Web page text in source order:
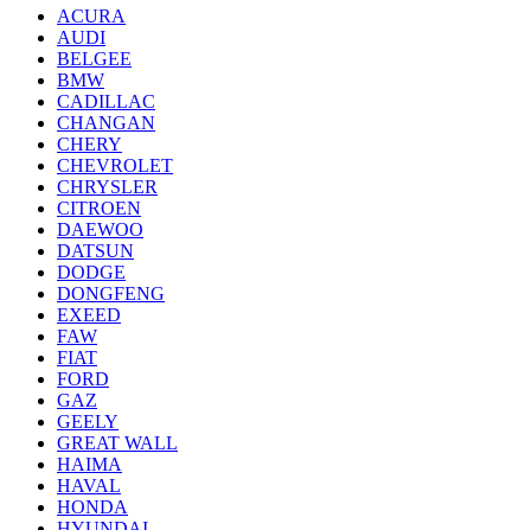
ACURA
AUDI
BELGEE
BMW
CADILLAC
CHANGAN
CHERY
CHEVROLET
CHRYSLER
CITROEN
DAEWOO
DATSUN
DODGE
DONGFENG
EXEED
FAW
FIAT
FORD
GAZ
GEELY
GREAT WALL
HAIMA
HAVAL
HONDA